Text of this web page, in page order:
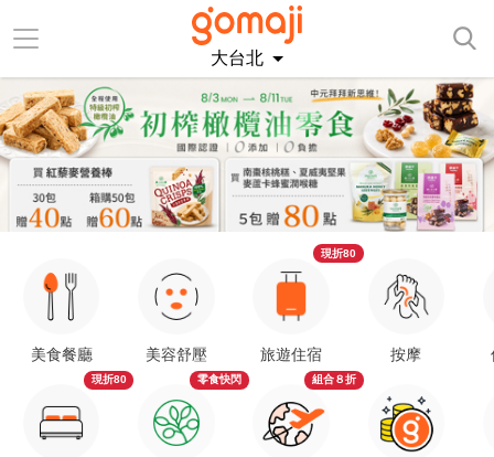
大台北
美食餐廳
現折80
美容舒壓
零食快閃
旅遊住宿
現折80
組合８折
按摩